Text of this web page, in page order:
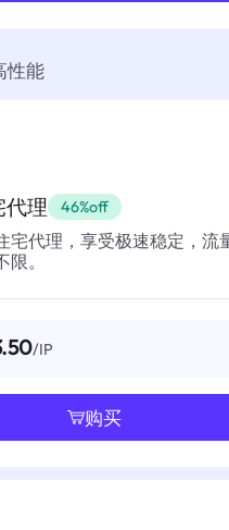
性能
代理 46%off
宅代理，享受极速稳定，流
。
/IP
购买